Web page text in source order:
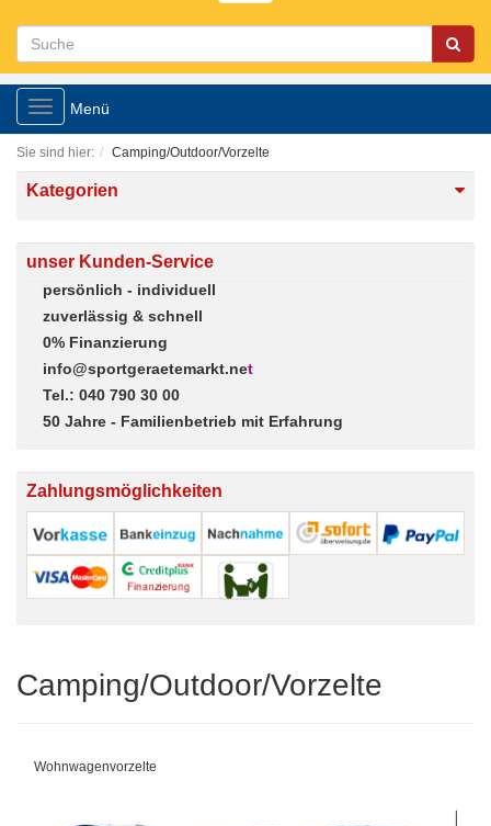
Toggle
navigation
Menü
Sie sind hier: Camping/Outdoor/Vorzelte
Kategorien
unser Kunden-Service
persönlich - individuell
zuverlässig & schnell
0% Finanzierung
info@sportgeraetemarkt.net
Tel.: 040 790 30 00
50 Jahre - Familienbetrieb mit Erfahrung
Zahlungsmöglichkeiten
Camping/Outdoor/Vorzelte
Wohnwagenvorzelte